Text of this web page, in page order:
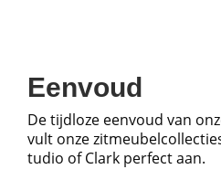
Eenvoud
De tijdloze eenvoud van
vult onze
tudio of Clark perfect aan.